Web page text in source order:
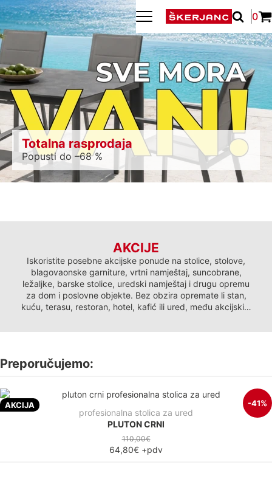
0
Totalna rasprodaja
Popusti do –68 %
Preporučujemo:
AKCIJA -41%
profesionalna stolica za ured
PLUTON CRNI
110,00€
64,80€ +pdv
AKCIJE
Iskoristite posebne akcijske ponude na stolice, stolove,
blagovaonske garniture, vrtni namještaj, suncobrane,
ležaljke, barske stolice, uredski namještaj i drugu opremu
za dom i poslovne objekte. Bez obzira opremate li stan,
kuću, terasu, restoran, hotel, kafić ili ured, među akcijskim
brendova po povoljnijim cijenama. Ograničene količine i